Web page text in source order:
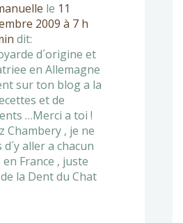
le 11
2009 à 7 h
dit:
d´origine et
en Allemagne
sur ton blog a la
et de
…Merci a toi !
Chambery , je ne
aller a chacun
France , juste
la Dent du Chat